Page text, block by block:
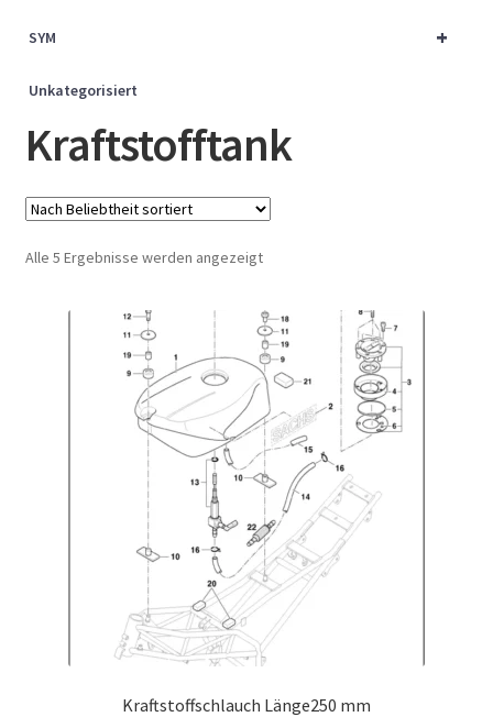
+
SYM
Unkategorisiert
Kraftstofftank
Alle 5 Ergebnisse werden angezeigtNach
Kraftstoffschlauch Länge250 mm